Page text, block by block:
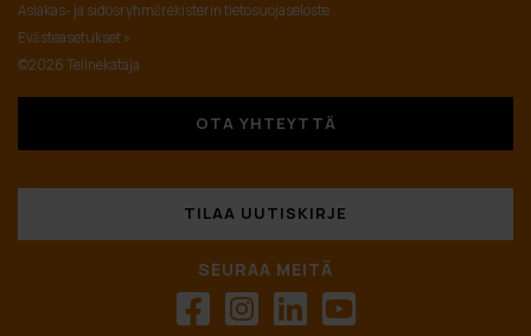
Asiakas- ja sidosryhmärekisterin tietosuojaseloste
Evästeasetukset »
©2026 Telinekataja
OTA YHTEYTTÄ
TILAA UUTISKIRJE
SEURAA MEITÄ